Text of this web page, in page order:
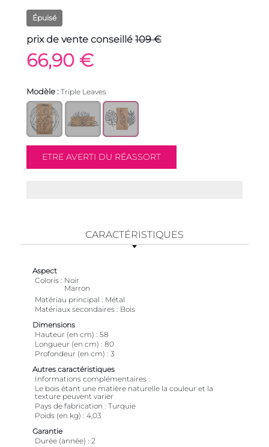
Épuisé
prix de vente conseillé 109 €
66,90 €
Modèle : Triple Leaves
CARACTÉRISTIQUES
Aspect
Coloris
Noir
Marron
Matériau principal
Métal
Matériaux secondaires
Bois
Dimensions
Hauteur (en cm)
58
Longueur (en cm)
80
Profondeur (en cm)
3
Autres caractéristiques
Informations complémentaires
Le bois étant une matière naturelle la couleur et la
texture peuvent varier
Pays de fabrication
Turquie
Poids (en kg)
4,03
Garantie
Durée (année)
2